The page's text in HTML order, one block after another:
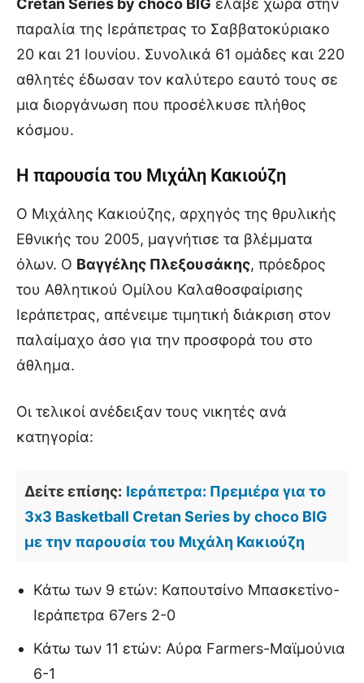
Cretan Series by choco BIG έλαβε χώρα στην
παραλία της Ιεράπετρας το Σαββατοκύριακο
20 και 21 Ιουνίου. Συνολικά 61 ομάδες και 220
αθλητές έδωσαν τον καλύτερο εαυτό τους σε
μια διοργάνωση που προσέλκυσε πλήθος
κόσμου.
Η παρουσία του Μιχάλη Κακιούζη
Ο Μιχάλης Κακιούζης, αρχηγός της θρυλικής
Εθνικής του 2005, μαγνήτισε τα βλέμματα
όλων. Ο Βαγγέλης Πλεξουσάκης, πρόεδρος
του Αθλητικού Ομίλου Καλαθοσφαίρισης
Ιεράπετρας, απένειμε τιμητική διάκριση στον
παλαίμαχο άσο για την προσφορά του στο
άθλημα.
Οι τελικοί ανέδειξαν τους νικητές ανά
κατηγορία:
Δείτε επίσης: Ιεράπετρα: Πρεμιέρα για το
3x3 Basketball Cretan Series by choco BIG
με την παρουσία του Μιχάλη Κακιούζη
Κάτω των 9 ετών: Καπουτσίνο Μπασκετίνο-
Ιεράπετρα 67ers 2-0
Κάτω των 11 ετών: Αύρα Farmers-Μαϊμούνια
6-1